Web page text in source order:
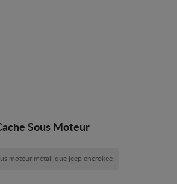
Sous Moteur
moteur métallique jeep cherokee